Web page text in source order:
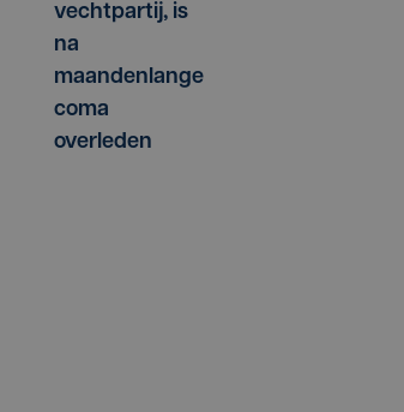
vechtpartij, is
na
maandenlange
coma
overleden